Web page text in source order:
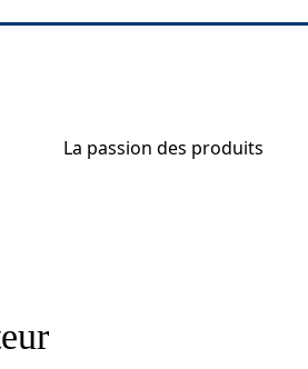
La passion des produits